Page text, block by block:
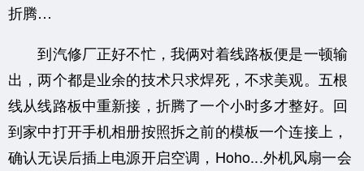
折腾…
到汽修厂正好不忙，我俩对着线路板便是一顿输
出，两个都是业余的技术只求焊死，不求美观。五根
线从线路板中重新接，折腾了一个小时多才整好。回
到家中打开手机相册按照拆之前的模板一个连接上，
确认无误后插上电源开启空调，Hoho...外机风扇一会